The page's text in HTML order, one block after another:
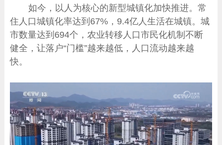
如今，以人为核心的新型城镇化加快推进。常
住人口城镇化率达到67%，9.4亿人生活在城镇。城
市数量达到694个，农业转移人口市民化机制不断
健全，让落户“门槛”越来越低，人口流动越来越
快。